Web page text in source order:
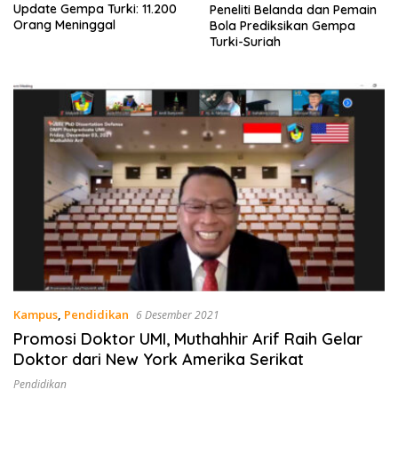
Update Gempa Turki: 11.200
Orang Meninggal
Peneliti Belanda dan Pemain
Bola Prediksikan Gempa
Turki-Suriah
Kampus, Pendidikan 6 Desember 2021
Promosi Doktor UMI, Muthahhir Arif Raih Gelar
Doktor dari New York Amerika Serikat
Pendidikan